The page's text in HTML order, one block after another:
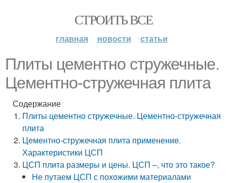
СТРОИТЬ ВСЕ
главная новости статьи
Плиты цементно стружечные.
Цементно-стружечная плита
Содержание
Плиты цементно стружечные. Цементно-стружечная
плита
Цементно-стружечная плита применение.
Характеристики ЦСП
ЦСП плита размеры и цены. ЦСП –, что это такое?
Не путаем ЦСП с похожими материалами